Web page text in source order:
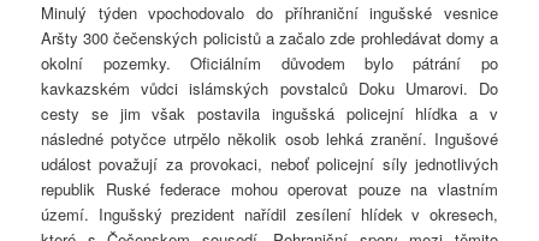
Minulý týden vpochodovalo do příhraniční ingušské vesnice
Aršty 300 čečenských policistů a začalo zde prohledávat domy a
okolní pozemky. Oficiálním důvodem bylo pátrání po
kavkazském vůdci islámských povstalců Doku Umarovi. Do
cesty se jim však postavila ingušská policejní hlídka a v
následné potyčce utrpělo několik osob lehká zranění. Ingušové
událost považují za provokaci, neboť policejní síly jednotlivých
republik Ruské federace mohou operovat pouze na vlastním
území. Ingušský prezident nařídil zesílení hlídek v okresech,